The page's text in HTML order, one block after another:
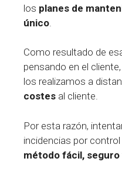
los planes de
único
Como resultado de
pensando en el
los realizamos a
costes al cliente.
Por esta razón,
incidencias por
método fácil, seguro